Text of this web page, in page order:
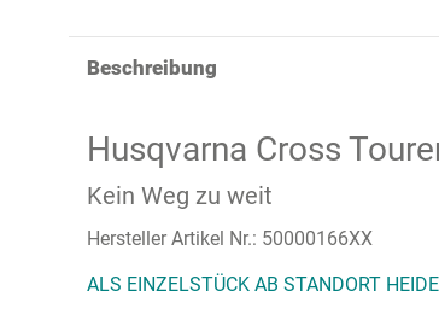
Beschreibung
Husqvarna Cross
Kein Weg zu weit
Hersteller Artikel Nr.: 50000166XX
ALS EINZELSTÜCK AB STANDORT